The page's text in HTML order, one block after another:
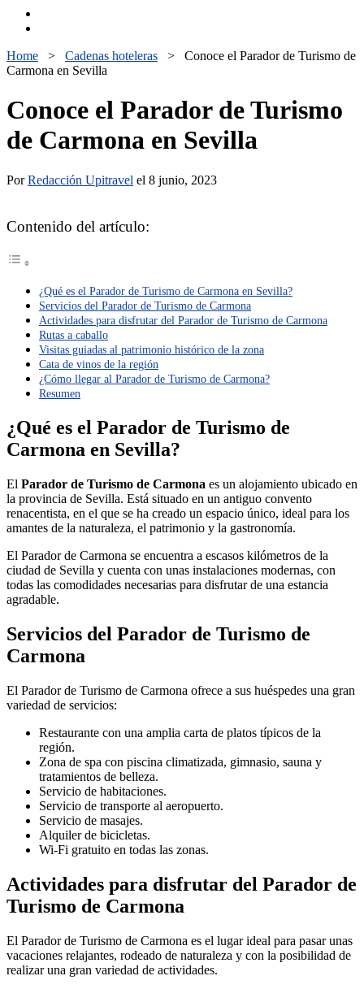
Home > Cadenas hoteleras > Conoce el Parador de Turismo de
Carmona en Sevilla
Conoce el Parador de Turismo
de Carmona en Sevilla
PorRedacción Upitravel el 8 junio, 2023
Contenido del artículo:
¿Qué es el Parador de Turismo de Carmona en Sevilla?
Servicios del Parador de Turismo de Carmona
Actividades para disfrutar del Parador de Turismo de Carmona
Rutas a caballo
Visitas guiadas al patrimonio histórico de la zona
Cata de vinos de la región
¿Cómo llegar al Parador de Turismo de Carmona?
Resumen
¿Qué es el Parador de Turismo de
Carmona en Sevilla?
El Parador de Turismo de Carmona es un alojamiento ubicado en
la provincia de Sevilla. Está situado en un antiguo convento
renacentista, en el que se ha creado un espacio único, ideal para los
amantes de la naturaleza, el patrimonio y la gastronomía.
El Parador de Carmona se encuentra a escasos kilómetros de la
ciudad de Sevilla y cuenta con unas instalaciones modernas, con
todas las comodidades necesarias para disfrutar de una estancia
agradable.
Servicios del Parador de Turismo de
Carmona
El Parador de Turismo de Carmona ofrece a sus huéspedes una gran
variedad de servicios:
Restaurante con una amplia carta de platos típicos de la
región.
Zona de spa con piscina climatizada, gimnasio, sauna y
tratamientos de belleza.
Servicio de habitaciones.
Servicio de transporte al aeropuerto.
Servicio de masajes.
Alquiler de bicicletas.
Wi-Fi gratuito en todas las zonas.
Actividades para disfrutar del Parador de
Turismo de Carmona
El Parador de Turismo de Carmona es el lugar ideal para pasar unas
vacaciones relajantes, rodeado de naturaleza y con la posibilidad de
realizar una gran variedad de actividades.